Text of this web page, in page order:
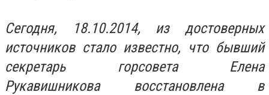
Сегодня, 18.10.2014, из достоверных
источников стало известно, что бывший
секретарь горсовета Елена
Рукавишникова восстановлена в